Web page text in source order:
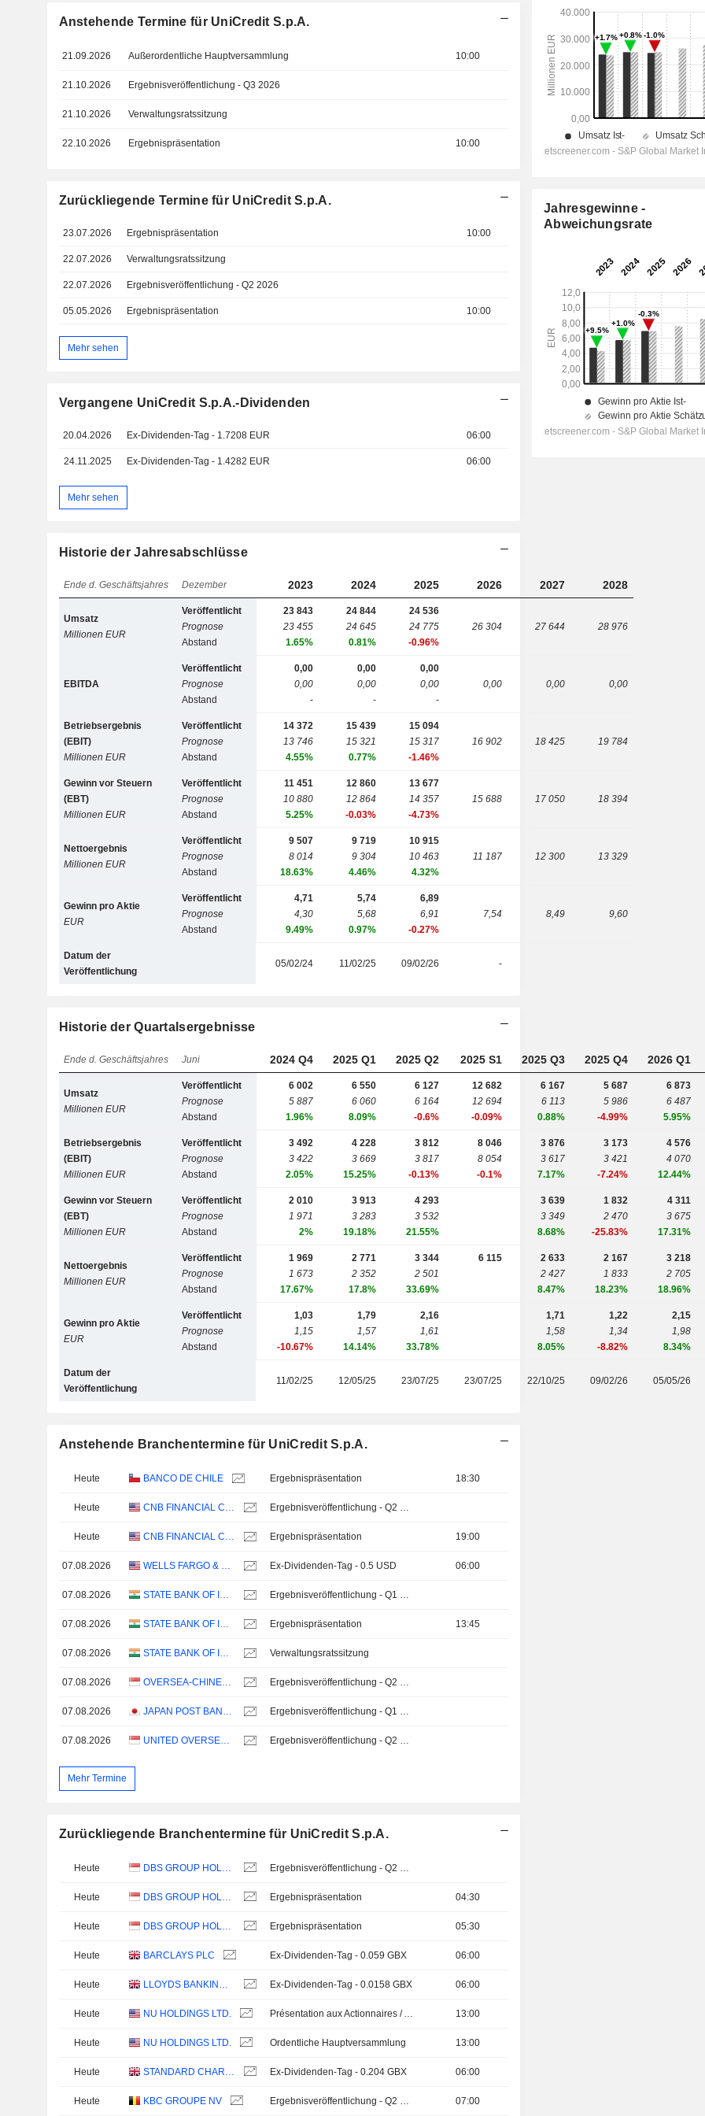
Anstehende Termine für UniCredit S.p.A.
21.09.2026 Außerordentliche Hauptversammlung 10:00
21.10.2026 Ergebnisveröffentlichung - Q3 2026
21.10.2026 Verwaltungsratssitzung
22.10.2026 Ergebnispräsentation 10:00
Zurückliegende Termine für UniCredit S.p.A.
23.07.2026 Ergebnispräsentation 10:00
22.07.2026 Verwaltungsratssitzung
22.07.2026 Ergebnisveröffentlichung - Q2 2026
05.05.2026 Ergebnispräsentation 10:00
Mehr sehen
Vergangene UniCredit S.p.A.-Dividenden
20.04.2026 Ex-Dividenden-Tag - 1.7208 EUR 06:00
24.11.2025 Ex-Dividenden-Tag - 1.4282 EUR 06:00
Mehr sehen
Historie der Jahresabschlüsse
Ende d. Geschäftsjahres Dezember 2023 2024 2025 2026 2027 2028
Umsatz
Millionen EUR
Veröffentlicht
Prognose
Abstand
23 843
23 455
1.65%
24 844
24 645
0.81%
24 536
24 775
-0.96%
26 304 27 644 28 976
EBITDA
Veröffentlicht
Prognose
Abstand
0,00
0,00
-
0,00
0,00
-
0,00
0,00
-
0,00 0,00 0,00
Betriebsergebnis
(EBIT)
Millionen EUR
Veröffentlicht
Prognose
Abstand
14 372
13 746
4.55%
15 439
15 321
0.77%
15 094
15 317
-1.46%
16 902 18 425 19 784
Gewinn vor Steuern
(EBT)
Millionen EUR
Veröffentlicht
Prognose
Abstand
11 451
10 880
5.25%
12 860
12 864
-0.03%
13 677
14 357
-4.73%
15 688 17 050 18 394
Nettoergebnis
Millionen EUR
Veröffentlicht
Prognose
Abstand
9 507
8 014
18.63%
9 719
9 304
4.46%
10 915
10 463
4.32%
11 187 12 300 13 329
Gewinn pro Aktie
EUR
Veröffentlicht
Prognose
Abstand
4,71
4,30
9.49%
5,74
5,68
0.97%
6,89
6,91
-0.27%
7,54 8,49 9,60
Datum der
Veröffentlichung
05/02/24 11/02/25 09/02/26 -
Historie der Quartalsergebnisse
Ende d. Geschäftsjahres Juni 2024 Q4 2025 Q1 2025 Q2 2025 S1 2025 Q3 2025 Q4 2026 Q1
Umsatz
Millionen EUR
Veröffentlicht
Prognose
Abstand
6 002
5 887
1.96%
6 550
6 060
8.09%
6 127
6 164
-0.6%
12 682
12 694
-0.09%
6 167
6 113
0.88%
5 687
5 986
-4.99%
6 873
6 487
5.95%
Betriebsergebnis
(EBIT)
Millionen EUR
Veröffentlicht
Prognose
Abstand
3 492
3 422
2.05%
4 228
3 669
15.25%
3 812
3 817
-0.13%
8 046
8 054
-0.1%
3 876
3 617
7.17%
3 173
3 421
-7.24%
4 576
4 070
12.44%
Gewinn vor Steuern
(EBT)
Millionen EUR
Veröffentlicht
Prognose
Abstand
2 010
1 971
2%
3 913
3 283
19.18%
4 293
3 532
21.55%
3 639
3 349
8.68%
1 832
2 470
-25.83%
4 311
3 675
17.31%
Nettoergebnis
Millionen EUR
Veröffentlicht
Prognose
Abstand
1 969
1 673
17.67%
2 771
2 352
17.8%
3 344
2 501
33.69%
6 115
2 633
2 427
8.47%
2 167
1 833
18.23%
3 218
2 705
18.96%
Gewinn pro Aktie
EUR
Veröffentlicht
Prognose
Abstand
1,03
1,15
-10.67%
1,79
1,57
14.14%
2,16
1,61
33.78%
1,71
1,58
8.05%
1,22
1,34
-8.82%
2,15
1,98
8.34%
Datum der
Veröffentlichung
11/02/25 12/05/25 23/07/25 23/07/25 22/10/25 09/02/26 05/05/26
Anstehende Branchentermine für UniCredit S.p.A.
Heute BANCO DE CHILE Ergebnispräsentation 18:30
Heute CNB FINANCIAL CORPORATION Ergebnisveröffentlichung - Q2 2026
Heute CNB FINANCIAL CORPORATION Ergebnispräsentation 19:00
07.08.2026 WELLS FARGO & COMPANY Ex-Dividenden-Tag - 0.5 USD 06:00
07.08.2026 STATE BANK OF INDIA Ergebnisveröffentlichung - Q1 2027
07.08.2026 STATE BANK OF INDIA Ergebnispräsentation 13:45
07.08.2026 STATE BANK OF INDIA Verwaltungsratssitzung
07.08.2026 OVERSEA-CHINESE BANKING CORPORATION LIMITED Ergebnisveröffentlichung - Q2 2026
07.08.2026 JAPAN POST BANK CO., LTD. Ergebnisveröffentlichung - Q1 2027
07.08.2026 UNITED OVERSEAS BANK LIMITED Ergebnisveröffentlichung - Q2 2026
Mehr Termine
Zurückliegende Branchentermine für UniCredit S.p.A.
Heute
Heute Ergebnispräsentation 04:30
Heute Ergebnispräsentation 05:30
Heute BARCLAYS PLC Ex-Dividenden-Tag - 0.059 GBX 06:00
Heute Ex-Dividenden-Tag - 0.0158 GBX 06:00
Heute NU HOLDINGS LTD. 13:00
Heute NU HOLDINGS LTD. Ordentliche Hauptversammlung 13:00
Heute Ex-Dividenden-Tag - 0.204 GBX 06:00
Heute KBC GROUPE NV 07:00
Jahresgewinne -
Abweichungsrate